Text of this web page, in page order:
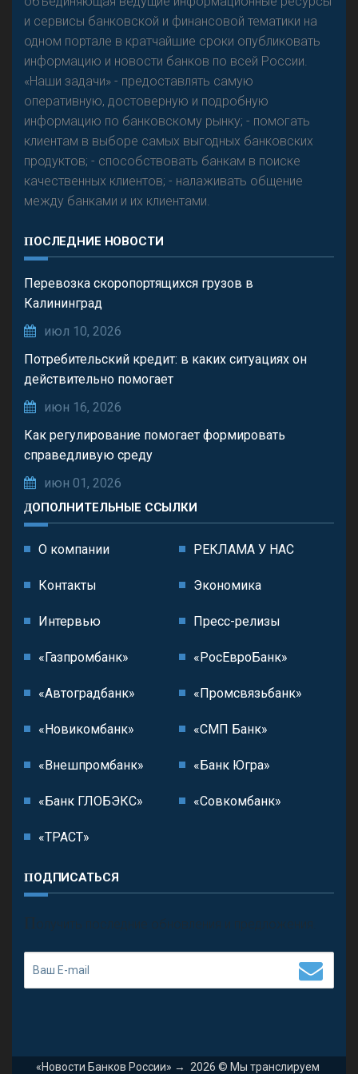
и сервисы банковской и финансовой тематики на
одном портале в кратчайшие сроки опубликовать
информацию и новости банков по всей России.
«Наши задачи» - предоставлять самую
оперативную, достоверную и подробную
информацию по банковскому рынку; - помогать
клиентам в выборе самых выгодных банковских
продуктов; - способствовать банкам в поиске
качественных клиентов; - налаживать общение
между банками и их клиентами.
ПОСЛЕДНИЕ НОВОСТИ
Перевозка скоропортящихся грузов в
Калининград
июл 10, 2026
Потребительский кредит: в каких ситуациях он
действительно помогает
июн 16, 2026
Как регулирование помогает формировать
справедливую среду
июн 01, 2026
ДОПОЛНИТЕЛЬНЫЕ ССЫЛКИ
О компании РЕКЛАМА У НАС
Контакты Экономика
Интервью Пресс-релизы
«Газпромбанк» «РосЕвроБанк»
«Автоградбанк» «Промсвязьбанк»
«Новикомбанк» «СМП Банк»
«Внешпромбанк» «Банк Югра»
«Банк ГЛОБЭКС» «Совкомбанк»
«ТРАСТ»
ПОДПИСАТЬСЯ
П олучить последние обновления и предложения.
«Новости Банков России» → 2026 © Мы транслируем